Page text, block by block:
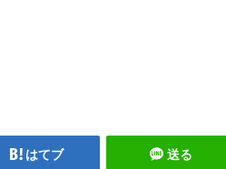
はてブ 送る